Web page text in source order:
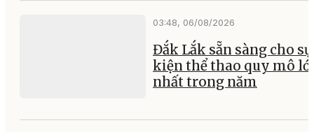
03:48, 06/08/2026
Đắk Lắk sẵn sàng cho sự
kiện thể thao quy mô
nhất trong năm